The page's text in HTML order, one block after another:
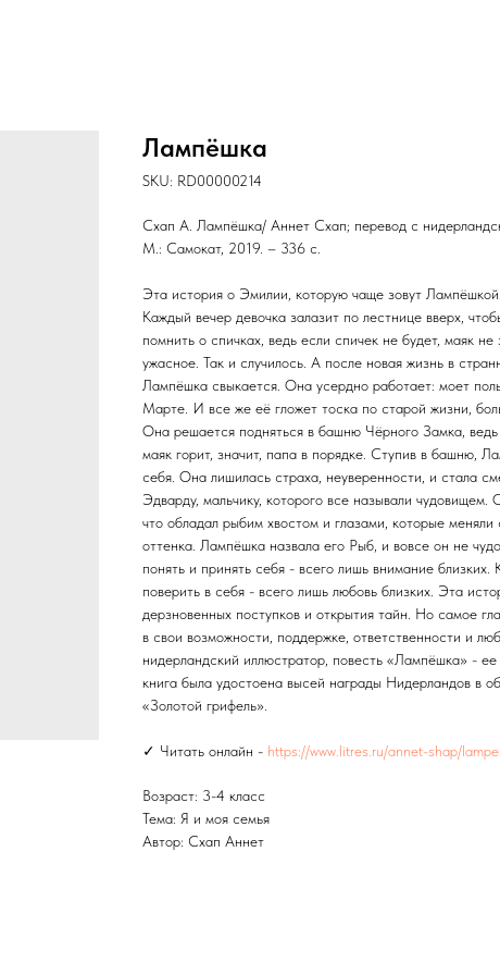
Лампёшка
SKU: RD00000214
Схап А. Лампёшка/ Аннет Схап; перевод с
М.: Самокат, 2019. – 336 с.
Эта история о Эмилии, которую чаще зовут
Каждый вечер девочка залазит по лестнице вверх,
помнить о спичках, ведь если спичек не будет, маяк
ужасное. Так и случилось. А после новая жизнь в
Лампёшка свыкается. Она усердно работает: моет
Марте. И все же её гложет тоска по старой жизни,
Она решается подняться в башню Чёрного Замка, ведь
маяк горит, значит, папа в порядке. Ступив в башню,
себя. Она лишилась страха, неуверенности, и стала
Эдварду, мальчику, которого все называли чудовищем.
что обладал рыбим хвостом и глазами, которые меняли
оттенка. Лампёшка назвала его Рыб, и вовсе он не
понять и принять себя - всего лишь внимание близких.
поверить в себя - всего лишь любовь близких. Эта
дерзновенных поступков и открытия тайн. Но самое
в свои возможности, поддержке, ответственности и
нидерландский иллюстратор, повесть «Лампёшка» -
книга была удостоена высей награды Нидерландов в
«Золотой грифель».
✓ Читать онлайн - https://www.litres.ru/annet-shap/
Возраст: 3-4 класс
Тема: Я и моя семья
Автор: Схап Аннет